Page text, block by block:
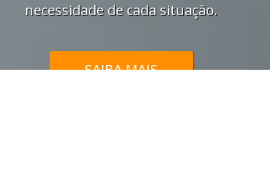
necessidade de cada situação.
SAIBA MAIS